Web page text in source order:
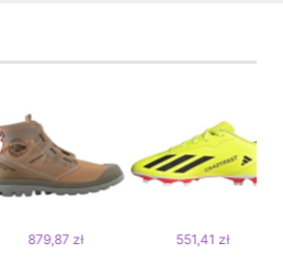
879,87 zł 551,41 zł